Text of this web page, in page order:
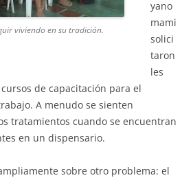
viviendo en su tradición.
yano
mami
solici
taron
les
de capacitación para el
A menudo se sienten
tratamientos cuando se encuentran
en un dispensario.
sobre otro problema: el